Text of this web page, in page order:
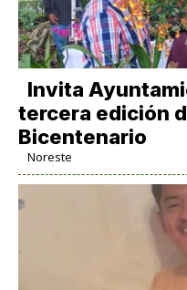
Invita
tercera edición
Bicentenario
Noreste